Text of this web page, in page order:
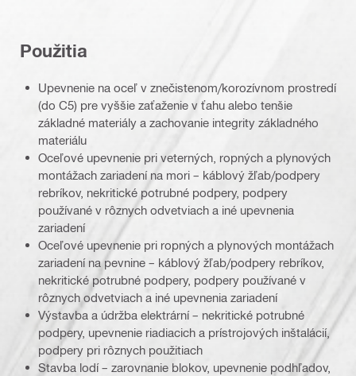
Použitia
Upevnenie na oceľ v znečistenom/korozívnom prostredí
(do C5) pre vyššie zaťaženie v ťahu alebo tenšie
základné materiály a zachovanie integrity základného
materiálu
Oceľové upevnenie pri veterných, ropných a plynových
montážach zariadení na mori – káblový žľab/podpery
rebríkov, nekritické potrubné podpery, podpery
používané v rôznych odvetviach a iné upevnenia
zariadení
Oceľové upevnenie pri ropných a plynových montážach
zariadení na pevnine – káblový žľab/podpery rebríkov,
nekritické potrubné podpery, podpery používané v
rôznych odvetviach a iné upevnenia zariadení
Výstavba a údržba elektrární – nekritické potrubné
podpery, upevnenie riadiacich a prístrojových inštalácií,
podpery pri rôznych použitiach
Stavba lodí – zarovnanie blokov, upevnenie podhľadov,